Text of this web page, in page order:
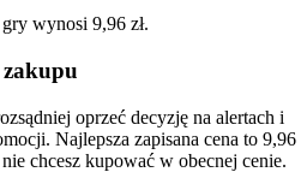
wynosi 9,96 zł.
oprzeć decyzję na alertach i
Najlepsza zapisana cena to 9,96
chcesz kupować w obecnej cenie.